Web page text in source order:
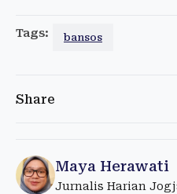
Tags: bansos
Share
Maya Herawati
Jurnalis Harian